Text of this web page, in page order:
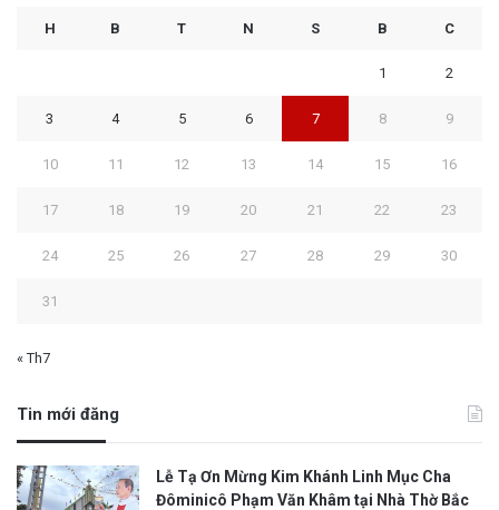
H B T N S B C
1 2
3 4 5 6 7 8 9
10 11 12 13 14 15 16
17 18 19 20 21 22 23
24 25 26 27 28 29 30
31
« Th7
Tin mới đăng
Lễ Tạ Ơn Mừng Kim Khánh Linh Mục Cha
Đôminicô Phạm Văn Khâm tại Nhà Thờ Bắc